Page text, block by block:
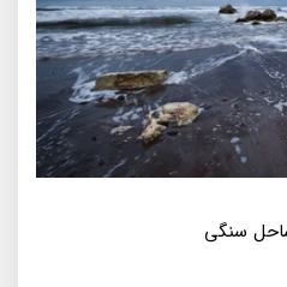
سنگی